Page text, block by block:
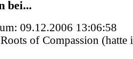
bei...
09.12.2006 13:06:58
of Compassion (hatte